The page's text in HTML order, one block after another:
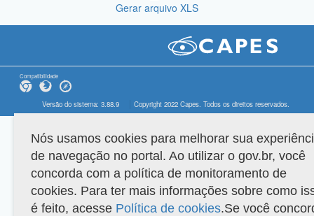
Gerar arquivo XLS
Compatibilidade
Versão do sistema: 3.88.9 Copyright 2022 Capes. Todos os direitos reservados.
Nós usamos cookies para melhorar sua
de navegação no portal. Ao utilizar o gov.br, você
concorda com a política de monitoramento de
cookies. Para ter mais informações sobre como
é feito, acesse Política de cookies.Se você